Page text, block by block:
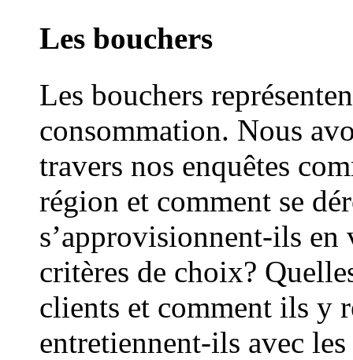
Les bouchers
Les bouchers
consommation. Nous
travers nos enquêtes
région et comment se
s’approvisionnent-ils en
critères de choix?
clients et comment ils y
entretiennent-ils avec les